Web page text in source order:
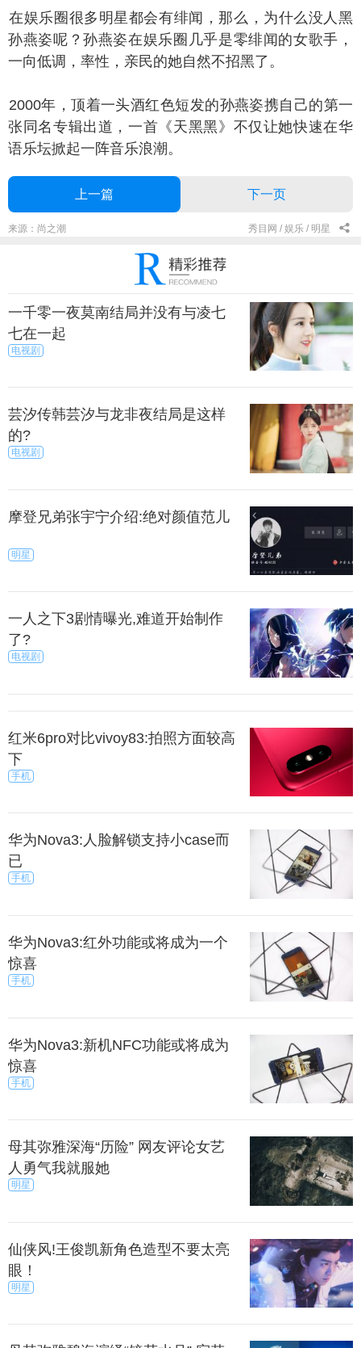
乐圈很多明星都会有绯闻，那么，为什么没人黑
孙燕姿呢？孙燕姿在娱乐圈几乎是零绯闻的女歌手，
一向低调，率性，亲民的她自然不招黑了。
年，顶着一头酒红色短发的孙燕姿携自己的第一
张同名专辑出道，一首《天黑黑》不仅让她快速在华
语乐坛掀起一阵音乐浪潮。
上一篇 下一页
来源：尚之潮 秀目网 / 娱乐 / 明星
一千零一夜莫南结局并没有与凌七
七在一起
电视剧
芸汐传韩芸汐与龙非夜结局是这样
的?
电视剧
摩登兄弟张宇宁介绍:绝对颜值范儿
明星
一人之下3剧情曝光,难道开始制作
了?
电视剧
红米6pro对比vivoy83:拍照方面较高
下
手机
华为Nova3:人脸解锁支持小case而
已
手机
华为Nova3:红外功能或将成为一个
惊喜
手机
华为Nova3:新机NFC功能或将成为
惊喜
手机
母其弥雅深海“历险” 网友评论女艺
人勇气我就服她
明星
仙侠风!王俊凯新角色造型不要太亮
眼！
明星